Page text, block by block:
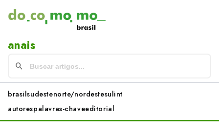
anais
brasilsudestenorte/nordestesulint
autorespalavras-chaveeditorial